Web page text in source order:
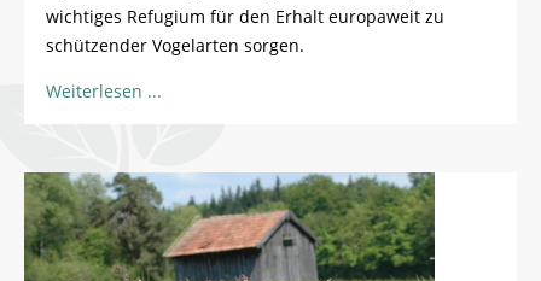
wichtiges Refugium für den Erhalt europaweit zu
schützender Vogelarten sorgen.
Weiterlesen